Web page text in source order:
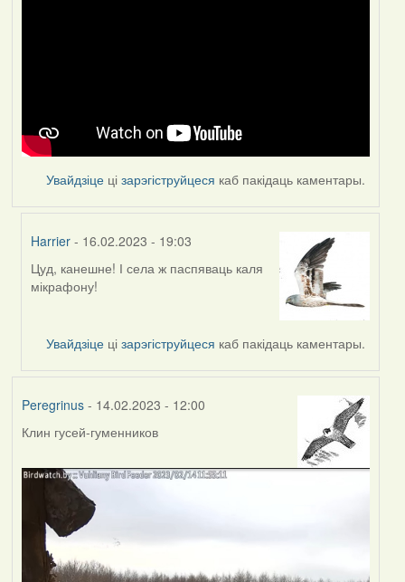
Увайдзіце цізарэгіструйцеся каб пакідаць каментары.
Harrier - 16.02.2023 - 19:03
In
reply
Feather
Цуд, канешне! І села ж паспяваць каля
мікрафону!
Увайдзіце цізарэгіструйцеся каб пакідаць каментары.
Peregrinus- 14.02.2023 - 12:00
Клин гусей-гуменников